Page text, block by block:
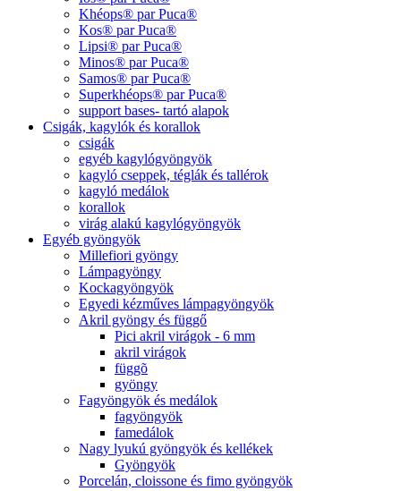
Khéops® par Puca®
Kos® par Puca®
Lipsi® par Puca®
Minos® par Puca®
Samos® par Puca®
Superkhéops® par Puca®
support bases- tartó alapok
Csigák, kagylók és korallok
csigák
egyéb kagylógyöngyök
kagyló cseppek, téglák és tallérok
kagyló medálok
korallok
virág alakú kagylógyöngyök
Egyéb gyöngyök
Millefiori gyöngy
Lámpagyöngy
Kockagyöngyök
Egyedi kézműves lámpagyöngyök
Akril gyöngy és függő
Pici akril virágok - 6 mm
akril virágok
függõ
gyöngy
Fagyöngyök és medálok
fagyöngyök
famedálok
Nagy lyukú gyöngyök és kellékek
Gyöngyök
Porcelán, cloissone és fimo gyöngyök